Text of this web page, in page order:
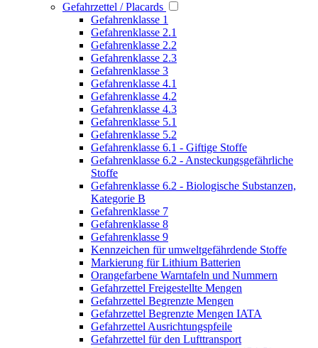
Gefahrzettel / Placards
Gefahrenklasse 1
Gefahrenklasse 2.1
Gefahrenklasse 2.2
Gefahrenklasse 2.3
Gefahrenklasse 3
Gefahrenklasse 4.1
Gefahrenklasse 4.2
Gefahrenklasse 4.3
Gefahrenklasse 5.1
Gefahrenklasse 5.2
Gefahrenklasse 6.1 - Giftige Stoffe
Gefahrenklasse 6.2 - Ansteckungsgefährliche
Stoffe
Gefahrenklasse 6.2 - Biologische Substanzen,
Kategorie B
Gefahrenklasse 7
Gefahrenklasse 8
Gefahrenklasse 9
Kennzeichen für umweltgefährdende Stoffe
Markierung für Lithium Batterien
Orangefarbene Warntafeln und Nummern
Gefahrzettel Freigestellte Mengen
Gefahrzettel Begrenzte Mengen
Gefahrzettel Begrenzte Mengen IATA
Gefahrzettel Ausrichtungspfeile
Gefahrzettel für den Lufttransport